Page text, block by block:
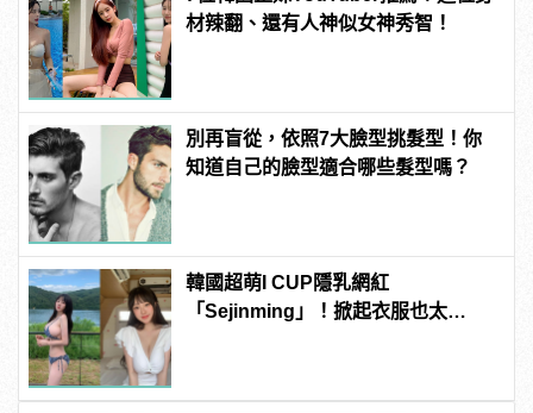
材辣翻、還有人神似女神秀智！
別再盲從，依照7大臉型挑髮型！你
知道自己的臉型適合哪些髮型嗎？
韓國超萌I CUP隱乳網紅
「Sejinming」！掀起衣服也太